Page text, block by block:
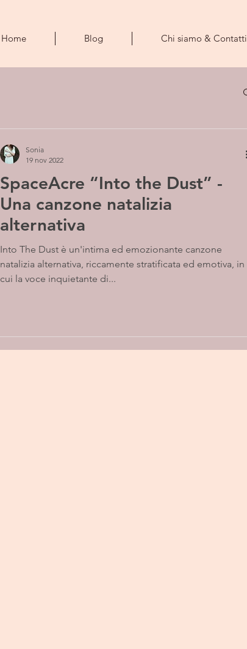
Home Blog Chi siamo & Contatti
SpaceAcre “Into the Dust” -
Una canzone natalizia
alternativa
Into The Dust è un'intima ed emozionante canzone
natalizia alternativa, riccamente stratificata ed emotiva, in
cui la voce inquietante di...
Sonia
19 nov 2022